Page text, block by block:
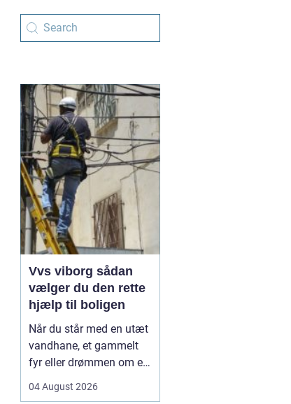
Vvs viborg sådan
vælger du den rette
hjælp til boligen
Når du står med en utæt
vandhane, et gammelt
fyr eller drømmen om et
dygtig VVSer være
04 August 2026